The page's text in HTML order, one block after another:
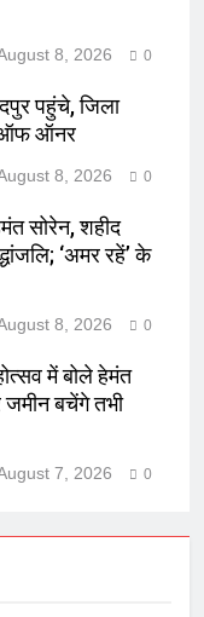
8, 2026 0
पहुंचे, जिला
ऑफ ऑनर
8, 2026 0
सोरेन, शहीद
‘अमर रहें’ के
8, 2026 0
में बोले हेमंत
बचेंगे तभी
7, 2026 0